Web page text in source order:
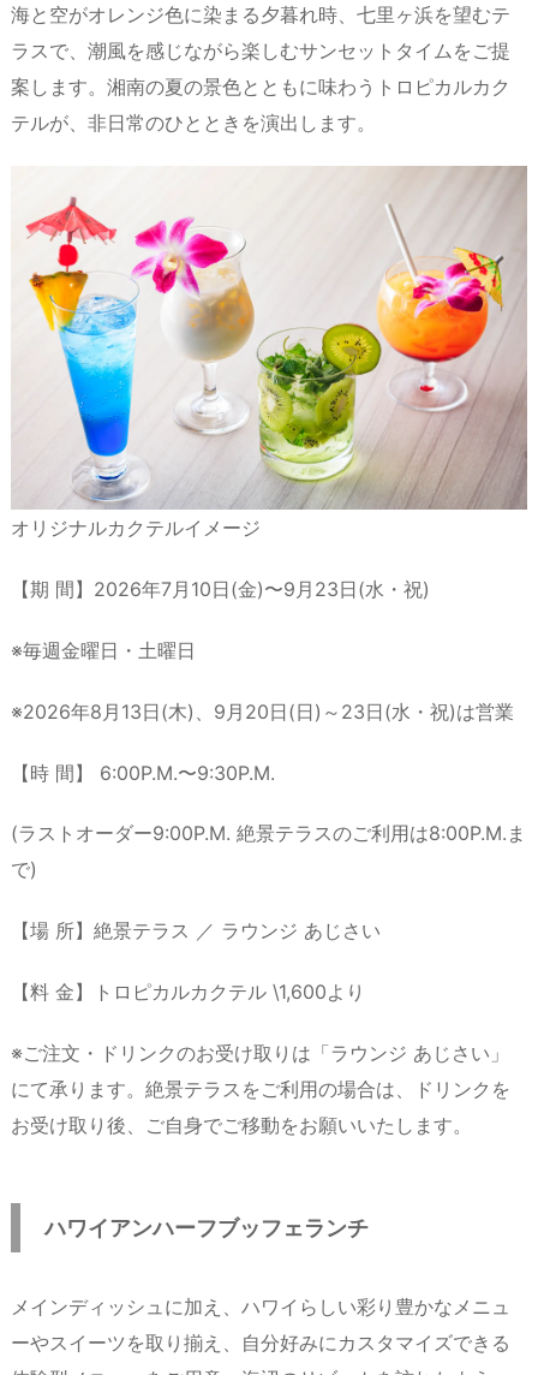
海と空がオレンジ色に染まる夕暮れ時、七里ヶ浜を望むテ
ラスで、潮風を感じながら楽しむサンセットタイムをご提
案します。湘南の夏の景色とともに味わうトロピカルカク
テルが、非日常のひとときを演出します。
オリジナルカクテルイメージ
【期 間】2026年7月10日(金)〜9月23日(水・祝)
※毎週金曜日・土曜日
※2026年8月13日(木)、9月20日(日)～23日(水・祝)は営業
【時 間】 6:00P.M.〜9:30P.M.
(ラストオーダー9:00P.M. 絶景テラスのご利用は8:00P.M.ま
で)
【場 所】絶景テラス ／ ラウンジ あじさい
【料 金】トロピカルカクテル \1,600より
※ご注文・ドリンクのお受け取りは「ラウンジ あじさい」
にて承ります。絶景テラスをご利用の場合は、ドリンクを
お受け取り後、ご自身でご移動をお願いいたします。
ハワイアンハーフブッフェランチ
メインディッシュに加え、ハワイらしい彩り豊かなメニュ
ーやスイーツを取り揃え、自分好みにカスタマイズできる